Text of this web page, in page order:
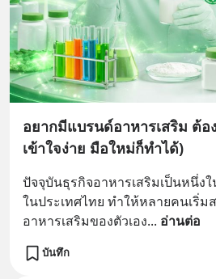
อยากมีแบรนด์อาหารเสริม ต้อ
เข้าใจง่าย มือใหม่ก็ทำได้)
ปัจจุบันธุรกิจอาหารเสริมเป็นหนึ่ง
ในประเทศไทย ทำให้หลายคนเริ่ม
อาหารเสริมของตัวเอง... อ่านต่อ
บันทึก